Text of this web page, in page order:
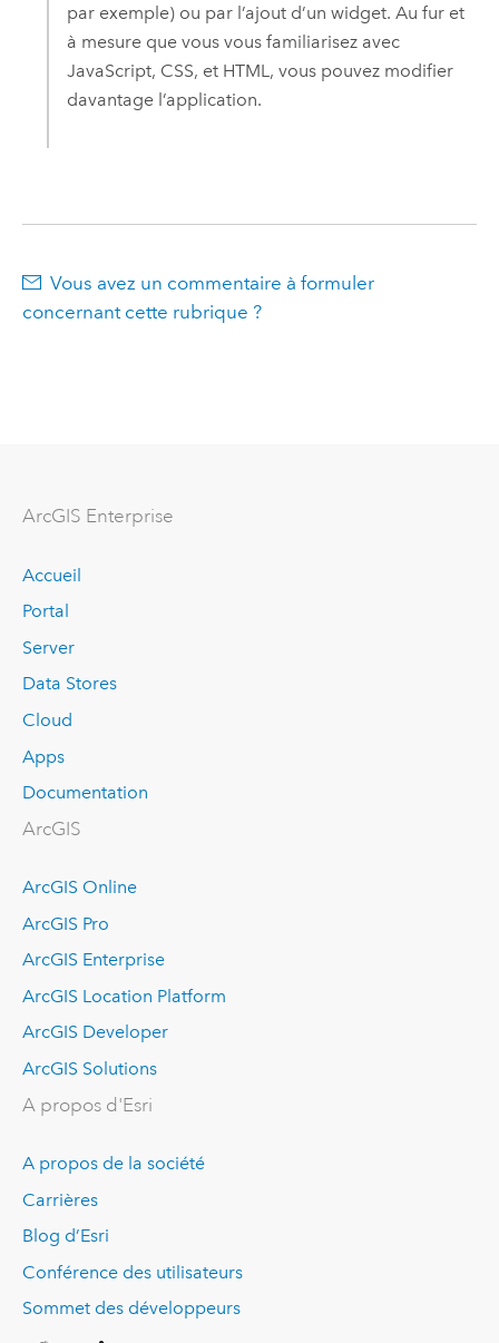
par exemple) ou par l’ajout d’un widget. Au fur et
à mesure que vous vous familiarisez avec
JavaScript, CSS, et HTML, vous pouvez modifier
davantage l’application.
Vous avez un commentaire à formuler
concernant cette rubrique ?
ArcGIS Enterprise
Accueil
Portal
Server
Data Stores
Cloud
Apps
Documentation
ArcGIS
ArcGIS Online
ArcGIS Pro
ArcGIS Enterprise
ArcGIS Location Platform
ArcGIS Developer
ArcGIS Solutions
A propos d'Esri
A propos de la société
Carrières
Blog d’Esri
Conférence des utilisateurs
Sommet des développeurs